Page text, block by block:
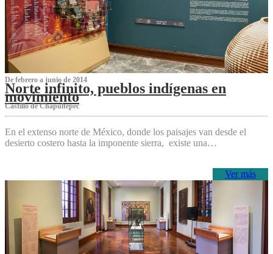
De febrero a junio de 2014
Norte infinito, pueblos indígenas en
movimiento
Castillo de Chapultepec
En el extenso norte de México, donde los paisajes van desde el
desierto costero hasta la imponente sierra, existe una…
Ver más